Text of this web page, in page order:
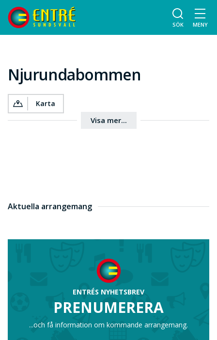
SÖK MENY
Njurundabommen
Karta
Visa mer...
Aktuella arrangemang
ENTRÉS NYHETSBREV
PRENUMERERA
...och få information om kommande arrangemang.